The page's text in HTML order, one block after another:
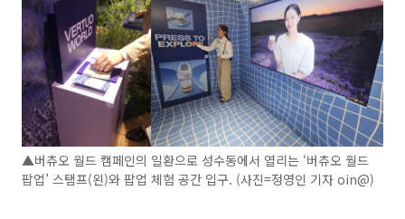
▲버츄오 월드 캠페인의 일환으로 성수동에서 열리는 ‘버츄오 월드
팝업’ 스탬프(왼)와 팝업 체험 공간 입구. (사진=정영인 기자 oin@)